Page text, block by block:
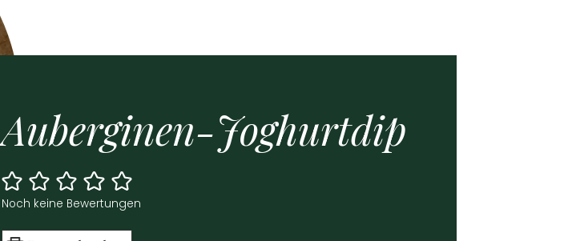
Auber­gi­nen-Joghurt­dip
Noch kei­ne Bewer­tun­gen